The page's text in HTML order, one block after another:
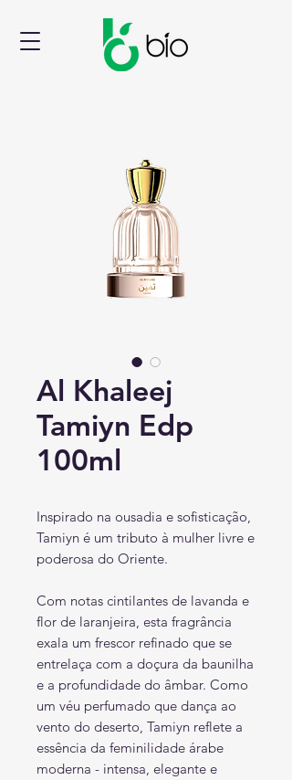
Al Khaleej
Tamiyn Edp
100ml
Inspirado na ousadia e sofisticação,
Tamiyn é um tributo à mulher livre e
poderosa do Oriente.
Com notas cintilantes de lavanda e
flor de laranjeira, esta fragrância
exala um frescor refinado que se
entrelaça com a doçura da baunilha
e a profundidade do âmbar. Como
um véu perfumado que dança ao
vento do deserto, Tamiyn reflete a
essência da feminilidade árabe
moderna - intensa, elegante e